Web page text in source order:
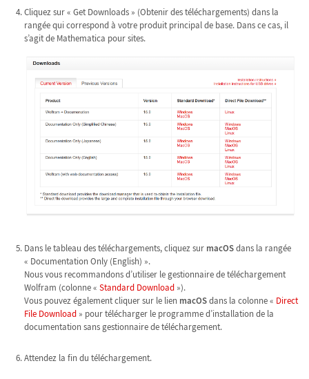
Cliquez sur « Get Downloads » (Obtenir des téléchargements) dans la
rangée qui correspond à votre produit principal de base. Dans ce cas, il
s’agit de Mathematica pour sites.
Dans le tableau des téléchargements, cliquez sur macOSdans la rangée
« Documentation Only (English) ».
Nous vous recommandons d’utiliser le gestionnaire de téléchargement
Wolfram (colonne « Standard Download»).
Vous pouvez également cliquer sur le lien macOSdans la colonne « Direct
File Download» pour télécharger le programme d’installation de la
documentation sans gestionnaire de téléchargement.
Attendez la fin du téléchargement.